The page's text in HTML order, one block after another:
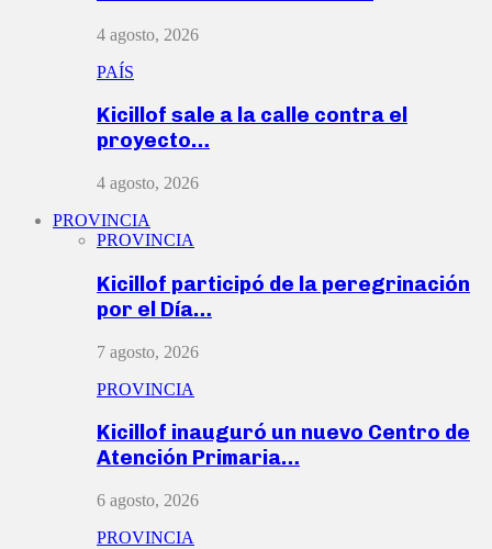
4 agosto, 2026
PAÍS
Kicillof sale a la calle contra el
proyecto…
4 agosto, 2026
PROVINCIA
PROVINCIA
Kicillof participó de la peregrinación
por el Día…
7 agosto, 2026
PROVINCIA
Kicillof inauguró un nuevo Centro de
Atención Primaria…
6 agosto, 2026
PROVINCIA